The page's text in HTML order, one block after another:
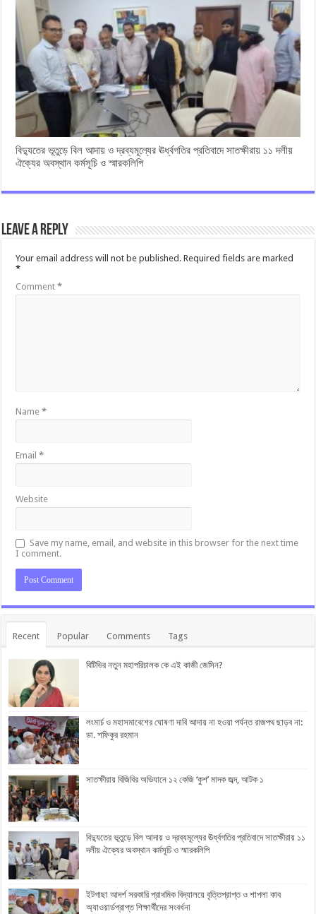
বিদ্যুতের ভূতুড়ে বিল আদায় ও দ্রব্যমূল্যের ঊর্ধ্বগতির প্রতিবাদে সাতক্ষীরায় ১১ দলীয়
ঐক্যের অবস্থান কর্মসূচি ও স্মারকলিপি
Leave a Reply
Your email address will not be published. Required fields are marked
*
Comment*
Name*
Email*
Website
Save my name, email, and website in this browser for the next time
I comment.
Recent Popular Comments Tags
বিটিভির নতুন মহাপরিচালক কে এই কাজী জেসিন?
লংমার্চ ও মহাসমাবেশের ঘোষণা দাবি আদায় না হওয়া পর্যন্ত রাজপথ ছাড়ব না:
ডা. শফিকুর রহমান
সাতক্ষীরায় বিজিবির অভিযানে ১২ কেজি ‘কুশ’ মাদক জব্দ, আটক ১
বিদ্যুতের ভূতুড়ে বিল আদায় ও দ্রব্যমূল্যের ঊর্ধ্বগতির প্রতিবাদে সাতক্ষীরায় ১১
দলীয় ঐক্যের অবস্থান কর্মসূচি ও স্মারকলিপি
ইটগাছা আদর্শ সরকারি প্রাথমিক বিদ্যালয়ে বৃত্তিপ্রাপ্ত ও শাপলা কাব
অ্যাওয়ার্ডপ্রাপ্ত শিক্ষার্থীদের সংবর্ধনা